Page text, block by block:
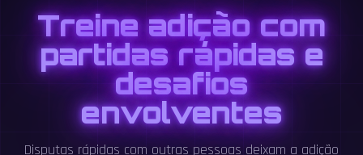
Treine adição com
partidas rápidas e
desafios
envolventes
Disputas rápidas com outras pessoas deixam a adição